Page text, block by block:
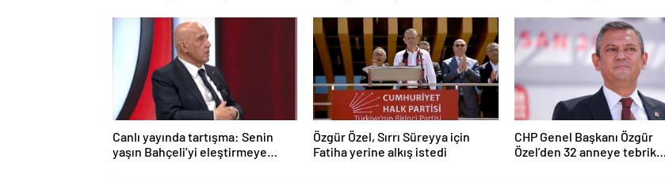
Canlı yayında tartışma: Senin
yaşın Bahçeli’yi eleştirmeye
Özgür Özel, Sırrı Süreyya için
Fatiha yerine alkış istedi
CHP Genel Başkanı Özgür
Özel’den 32 anneye tebrik